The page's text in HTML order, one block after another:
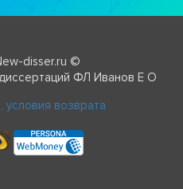
disser.ru ©
ФЛ Иванов Е О
условия возврата